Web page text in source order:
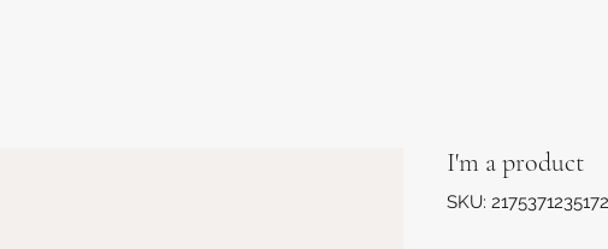
I'm a product
SKU: